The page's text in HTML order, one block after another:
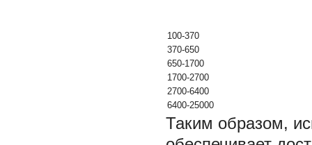
100-370
370-650
650-1700
1700-2700
2700-6400
6400-25000
Таким образом,